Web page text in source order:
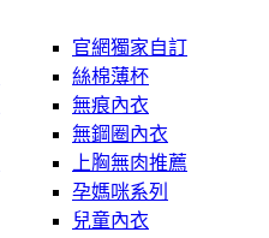
官網獨家自訂
絲棉薄杯
無痕內衣
無鋼圈內衣
上胸無肉推薦
孕媽咪系列
兒童內衣